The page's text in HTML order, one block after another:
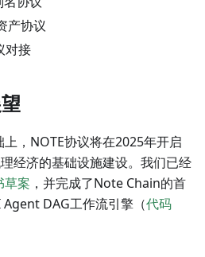
产协议
对接
，NOTE协议将在2025年开启
经济的基础设施建设。我们已经
草案 ，并完成了Note Chain的首
DAG工作流引擎（代码